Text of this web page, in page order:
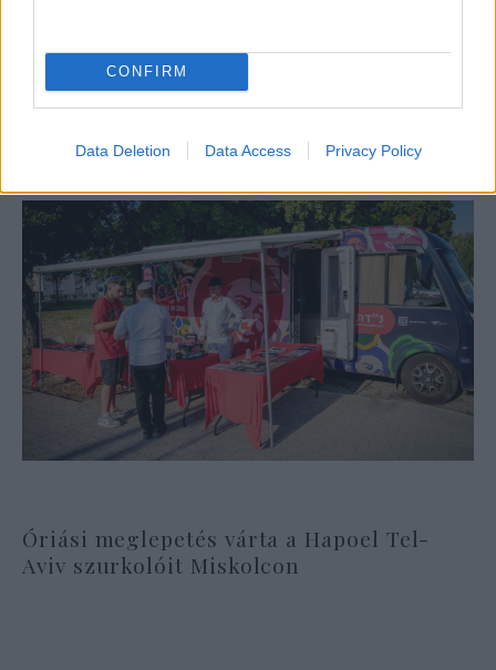
CONFIRM
Data Deletion Data Access Privacy Policy
alijázó érkezett Izraelbe
Óriási meglepetés várta a Hapoel Tel-
Aviv szurkolóit Miskolcon